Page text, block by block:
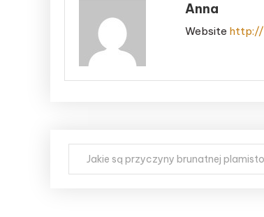
Anna
Website http://
Post navigation
Jakie są przyczyny brunatnej